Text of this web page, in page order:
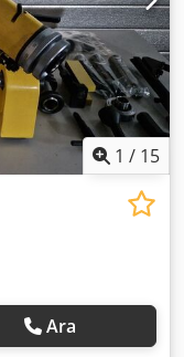
1 / 15
Ara